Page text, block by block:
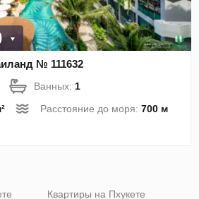
№ 111632
Ванных: 1
Расстояние до моря:700 м
Квартиры на Пхукете